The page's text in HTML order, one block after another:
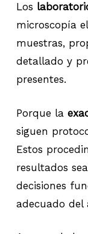
Los
microscopía
muestras,
detallado y
presentes.
Porque la
siguen
Estos
resultados
decisiones
adecuado del